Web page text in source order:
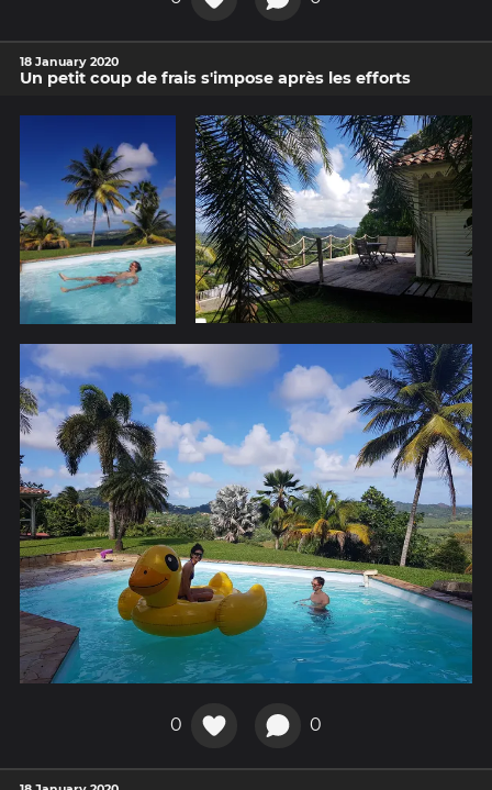
18 January 2020
Un petit coup de frais s'impose après les efforts
0 0